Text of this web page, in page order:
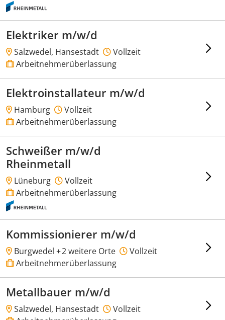
Elektriker m/w/d
Salzwedel, Hansestadt
Vollzeit
Arbeitnehmerüberlassung
Elektroinstallateur m/w/d
Hamburg
Vollzeit
Arbeitnehmerüberlassung
Schweißer m/w/d
Rheinmetall
Lüneburg
Vollzeit
Arbeitnehmerüberlassung
Kommissionierer m/w/d
Burgwedel +2 weitere Orte
Vollzeit
Arbeitnehmerüberlassung
Metallbauer m/w/d
Salzwedel, Hansestadt
Vollzeit